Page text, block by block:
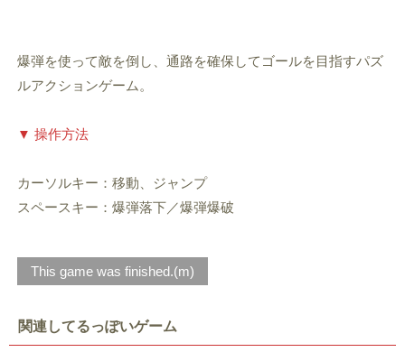
爆弾を使って敵を倒し、通路を確保してゴールを目指すパズ
ルアクションゲーム。
▼ 操作方法
カーソルキー：移動、ジャンプ
スペースキー：爆弾落下／爆弾爆破
This game was finished.(m)
関連してるっぽいゲーム